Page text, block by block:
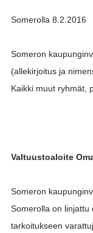
Somerolla 8.2.2016
Someron
(allekirjoitus ja
Kaikki muut ryhmät,
Valtuustoaloite
Someron
Somerolla on linjattu
tarkoitukseen